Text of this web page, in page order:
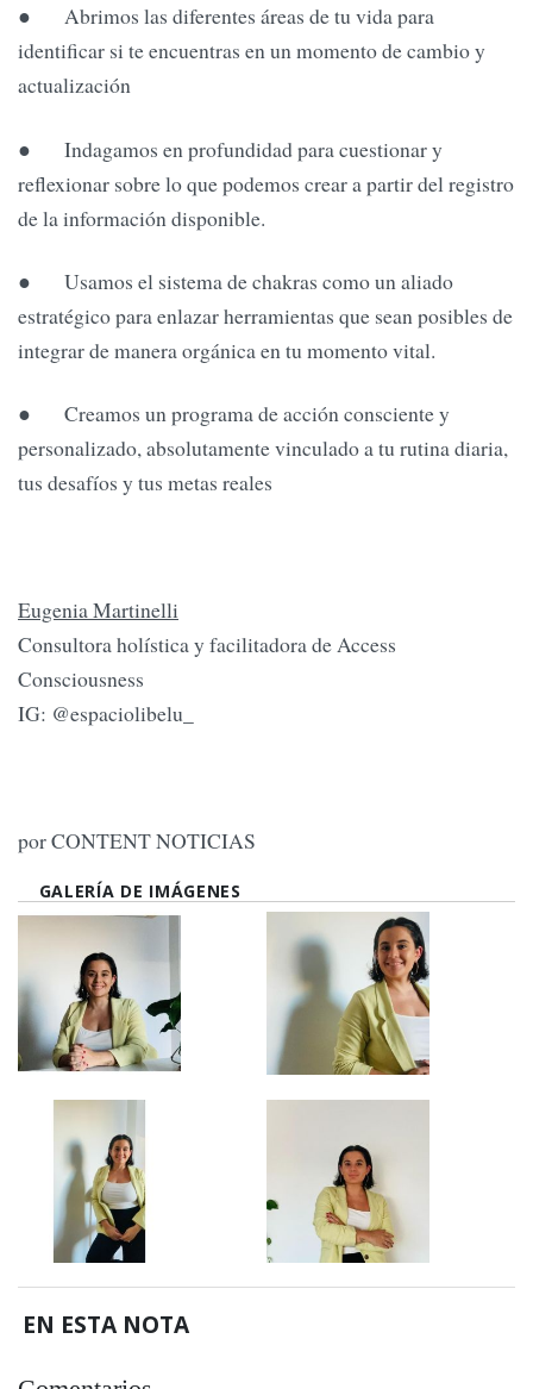
● Abrimos las diferentes áreas de tu vida para
identificar si te encuentras en un momento de cambio y
actualización
● Indagamos en profundidad para cuestionar y
reflexionar sobre lo que podemos crear a partir del registro
de la información disponible.
● Usamos el sistema de chakras como un aliado
estratégico para enlazar herramientas que sean posibles de
integrar de manera orgánica en tu momento vital.
● Creamos un programa de acción consciente y
personalizado, absolutamente vinculado a tu rutina diaria,
tus desafíos y tus metas reales
Eugenia Martinelli
Consultora holística y facilitadora de Access
Consciousness
IG: @espaciolibelu_
por CONTENT NOTICIAS
GALERÍA DE IMÁGENES
EN ESTA NOTA